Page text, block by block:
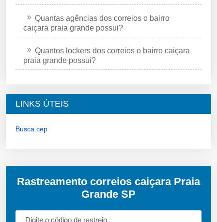
Quantas agências dos correios o bairro
caiçara praia grande possui?
Quantos lockers dos correios o bairro caiçara
praia grande possui?
LINKS ÚTEIS
Busca cep
Rastreamento correios caiçara Praia
Grande SP